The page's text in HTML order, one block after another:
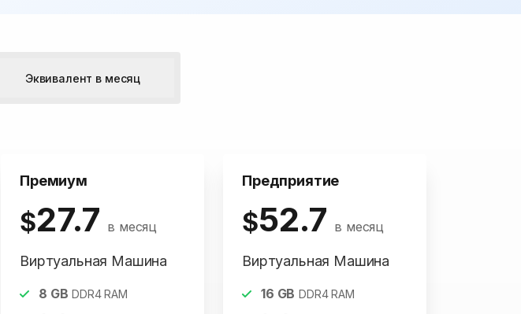
Эквивалент в месяц
Премиум
$27.7 в месяц
Виртуальная Машина
8 GB DDR4 RAM
Предприятие
$52.7 в месяц
Виртуальная Машина
16 GB DDR4 RAM